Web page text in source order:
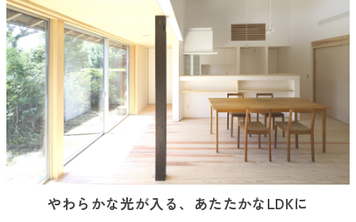
やわらかな光が入る、あたたかなLDKに